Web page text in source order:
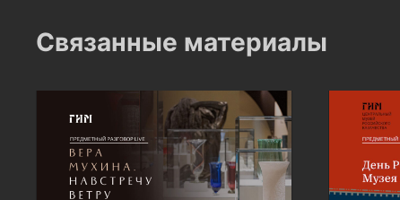
Связанные материалы